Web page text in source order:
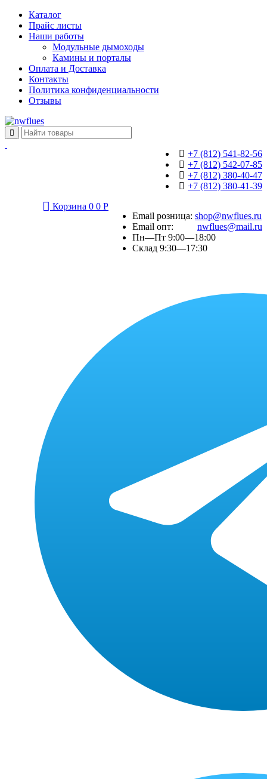
Каталог
Прайс листы
Наши работы
Модульные дымоходы
Камины и порталы
Оплата и Доставка
Контакты
Политика конфиденциальности
Отзывы
+7 (812) 541-82-56
+7 (812) 542-07-85
+7 (812) 380-40-47
+7 (812) 380-41-39
Email розница: shop@nwflues.ru
Email опт: nwflues@mail.ru
Пн—Пт 9:00—18:00
Склад 9:30—17:30
Корзина 0 0 Р